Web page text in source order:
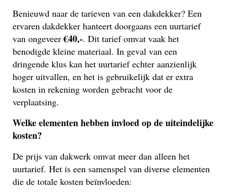
Benieuwd naar de tarieven van een dakdekker? Een
ervaren dakdekker hanteert doorgaans een uurtarief
van ongeveer€40,-. Dit tarief omvat vaak het
benodigde kleine materiaal. In geval van een
dringende klus kan het uurtarief echter aanzienlijk
hoger uitvallen, en het is gebruikelijk dat er extra
kosten in rekening worden gebracht voor de
verplaatsing.
Welke elementen hebben invloed op de uiteindelijke
kosten?
De prijs van dakwerk omvat meer dan alleen het
uurtarief. Het is een samenspel van diverse elementen
die de totale kosten beïnvloeden: